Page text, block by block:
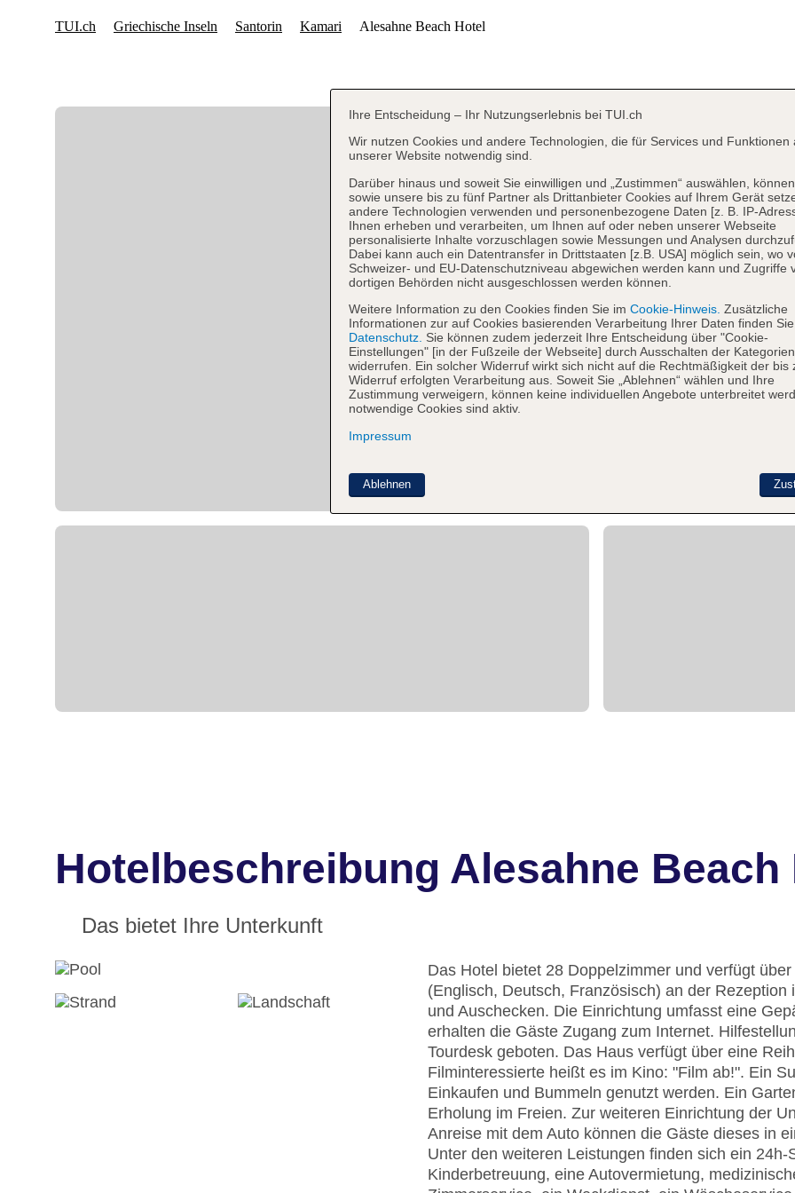
Hotelbeschreibung Alesahne Beach
Das bietet Ihre Unterkunft
Das Hotel bietet 28 Doppelzimmer und verfügt
(Englisch, Deutsch, Französisch) an der
und Auschecken. Die Einrichtung umfasst eine
erhalten die Gäste Zugang zum Internet.
Tourdesk geboten. Das Haus verfügt über eine
Filminteressierte heißt es im Kino: "Film ab!". Ein
Einkaufen und Bummeln genutzt werden. Ein
Erholung im Freien. Zur weiteren Einrichtung der
Anreise mit dem Auto können die Gäste dieses in
Unter den weiteren Leistungen finden sich ein
Kinderbetreuung, eine Autovermietung,
Ihre Entscheidung – Ihr Nutzungserlebnis bei TUI.ch
Wir nutzen Cookies und andere Technologien, die für Services und Funktionen
unserer Website notwendig sind.
Darüber hinaus und soweit Sie einwilligen und „Zustimmen“ auswählen,
sowie unsere bis zu fünf Partner als Drittanbieter Cookies auf Ihrem Gerät
andere Technologien verwenden und personenbezogene Daten [z. B. IP-
Ihnen erheben und verarbeiten, um Ihnen auf oder neben unserer Webseite
personalisierte Inhalte vorzuschlagen sowie Messungen und Analysen
Dabei kann auch ein Datentransfer in Drittstaaten [z.B. USA] möglich sein, wo
Schweizer- und EU-Datenschutzniveau abgewichen werden kann und Zugriffe
dortigen Behörden nicht ausgeschlossen werden können.
Weitere Information zu den Cookies finden Sie im Cookie-Hinweis. Zusätzliche
Informationen zur auf Cookies basierenden Verarbeitung Ihrer Daten finden
Datenschutz. Sie können zudem jederzeit Ihre Entscheidung über "Cookie-
Einstellungen" [in der Fußzeile der Webseite] durch Ausschalten der Kategorien
widerrufen. Ein solcher Widerruf wirkt sich nicht auf die Rechtmäßigkeit der bis
Widerruf erfolgten Verarbeitung aus. Soweit Sie „Ablehnen“ wählen und Ihre
Zustimmung verweigern, können keine individuellen Angebote unterbreitet
notwendige Cookies sind aktiv.
Impressum
Ablehnen